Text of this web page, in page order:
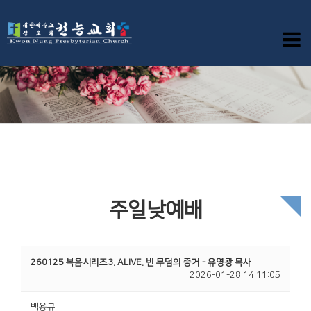
주일낮예배
260125 복음시리즈3. ALIVE. 빈 무덤의 증거 - 유영광 목사
2026-01-28 14:11:05
백용규